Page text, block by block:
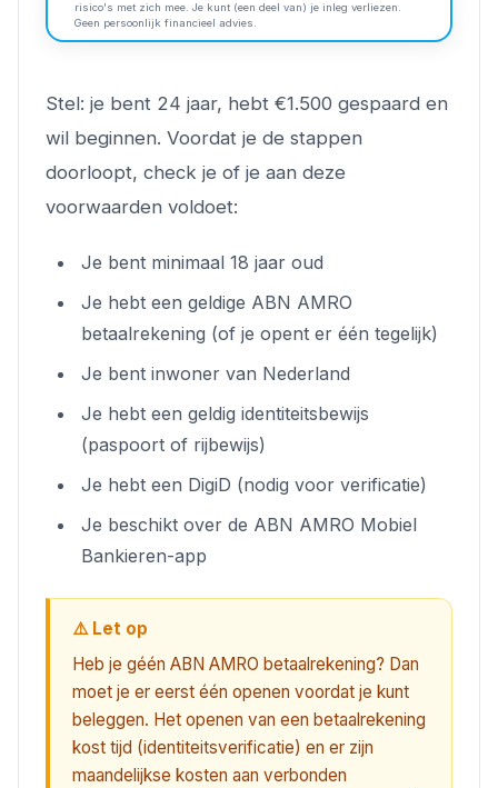
risico's met zich mee. Je kunt (een deel van) je inleg verliezen.
Geen persoonlijk financieel advies.
Stel: je bent 24 jaar, hebt €1.500 gespaard en
wil beginnen. Voordat je de stappen
doorloopt, check je of je aan deze
voorwaarden voldoet:
Je bent minimaal 18 jaar oud
Je hebt een geldige ABN AMRO
betaalrekening (of je opent er één tegelijk)
Je bent inwoner van Nederland
Je hebt een geldig identiteitsbewijs
(paspoort of rijbewijs)
Je hebt een DigiD (nodig voor verificatie)
Je beschikt over de ABN AMRO Mobiel
Bankieren-app
⚠️ Let op
Heb je géén ABN AMRO betaalrekening? Dan
moet je er eerst één openen voordat je kunt
beleggen. Het openen van een betaalrekening
kost tijd (identiteitsverificatie) en er zijn
maandelijkse kosten aan verbonden